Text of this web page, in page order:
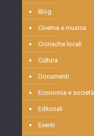
Blog
Cinema e musica
Cronache locali
Cultura
Documenti
Economia e società
Editoriali
Eventi